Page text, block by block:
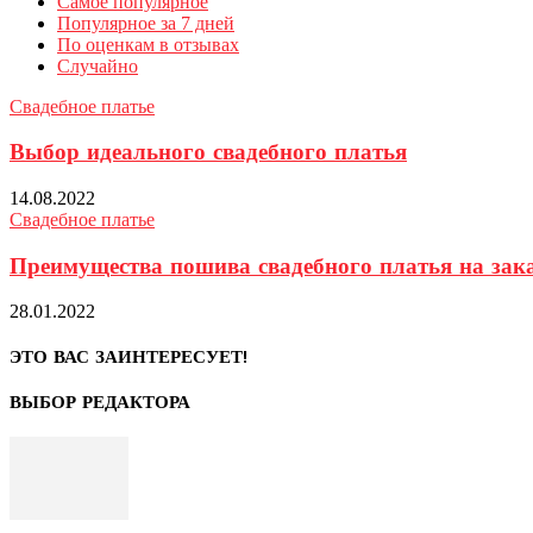
Популярное за 7 дней
По оценкам в отзывах
Случайно
Свадебное платье
Выбор идеального свадебного платья
14.08.2022
Свадебное платье
Преимущества пошива свадебного платья на
28.01.2022
ЭТО ВАС ЗАИНТЕРЕСУЕТ!
ВЫБОР РЕДАКТОРА